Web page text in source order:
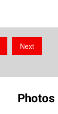
Next
Photos